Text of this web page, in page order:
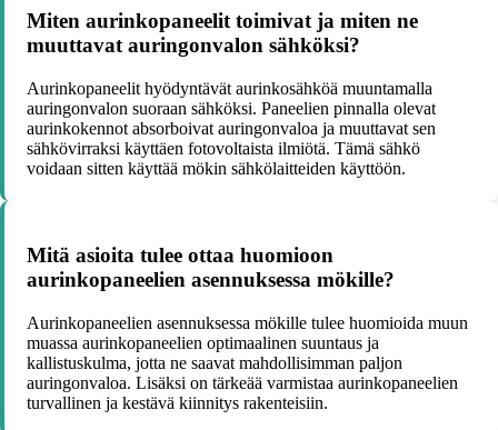
Miten aurinkopaneelit toimivat ja miten ne
muuttavat auringonvalon sähköksi?
Aurinkopaneelit hyödyntävät aurinkosähköä muuntamalla
auringonvalon suoraan sähköksi. Paneelien pinnalla olevat
aurinkokennot absorboivat auringonvaloa ja muuttavat sen
sähkövirraksi käyttäen fotovoltaista ilmiötä. Tämä sähkö
voidaan sitten käyttää mökin sähkölaitteiden käyttöön.
Mitä asioita tulee ottaa huomioon
aurinkopaneelien asennuksessa mökille?
Aurinkopaneelien asennuksessa mökille tulee huomioida muun
muassa aurinkopaneelien optimaalinen suuntaus ja
kallistuskulma, jotta ne saavat mahdollisimman paljon
auringonvaloa. Lisäksi on tärkeää varmistaa aurinkopaneelien
turvallinen ja kestävä kiinnitys rakenteisiin.